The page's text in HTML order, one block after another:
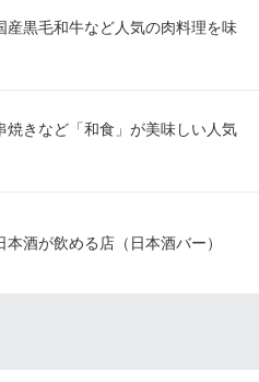
産黒毛和牛など人気の肉料理を味
焼きなど「和食」が美味しい人気
酒が飲める店（日本酒バー）